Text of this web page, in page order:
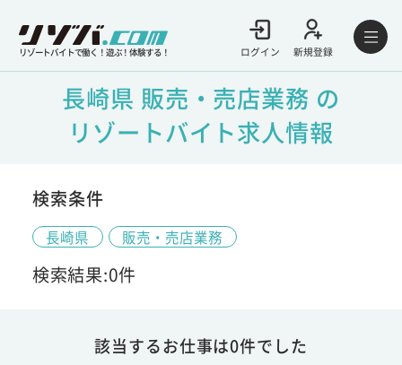
リゾートバイトで働く！遊ぶ！体験する！ ログイン 新規登録
長崎県 販売・売店業務 の
リゾートバイト求人情報
検索条件
長崎県 販売・売店業務
検索結果:0件
該当するお仕事は0件でした